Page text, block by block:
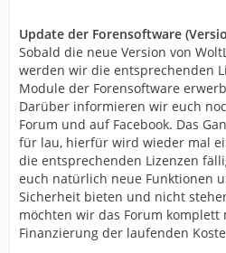
Update der Forensoftware
Sobald die neue Version von
werden wir die entsprechenden
Module der Forensoftware
Darüber informieren wir euch
Forum und auf Facebook. Das
für lau, hierfür wird wieder mal
die entsprechenden Lizenzen
euch natürlich neue Funktionen
Sicherheit bieten und nicht
möchten wir das Forum
Finanzierung der laufenden